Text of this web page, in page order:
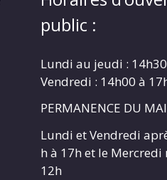
public :
Lundi au jeudi :
Vendredi : 14h00 à
PERMANENCE DU
Lundi et Vendredi
h à 17h et le Mercredi
12h